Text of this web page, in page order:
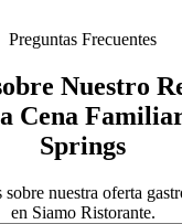
Preguntas Frecuentes
Nuestro
Cena
Springs
sobre nuestra oferta
en Siamo Ristorante.